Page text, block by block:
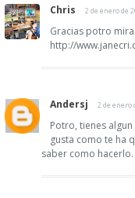
Chris 2 de enero de
Gracias potro
http://
Andersj 2 de enero
Potro, tienes
gusta como te ha
saber como hacerlo.